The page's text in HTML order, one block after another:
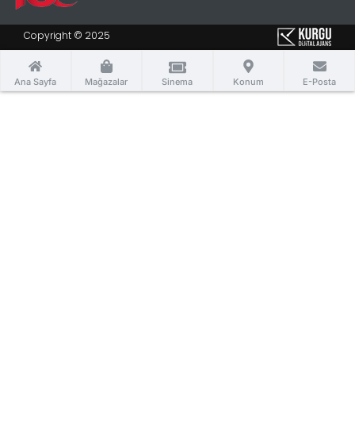
Copyright © 2025
Ana Sayfa Mağazalar Sinema Konum E-Posta